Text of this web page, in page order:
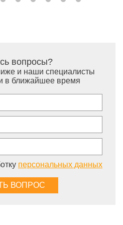
вопросы?
и наши специалисты
в ближайшее время
персональных данных